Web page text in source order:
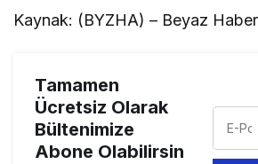
Kaynak: (BYZHA) – Beyaz Haber
Tamamen
Ücretsiz Olarak
Bültenimize
Abone Olabilirsin